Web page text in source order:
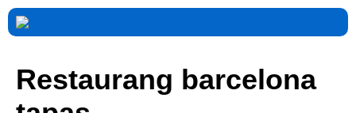
Restaurang barcelona